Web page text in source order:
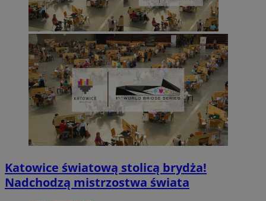
Katowice światową stolicą brydża!
Nadchodzą mistrzostwa świata